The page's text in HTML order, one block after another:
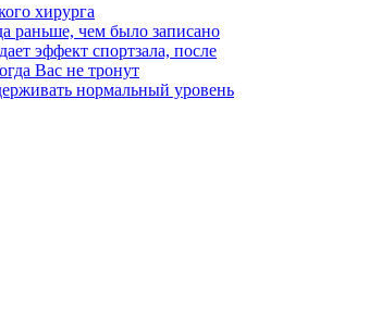
хирурга
раньше, чем было записано
эффект спортзала, после
Вас не тронут
нормальный уровень